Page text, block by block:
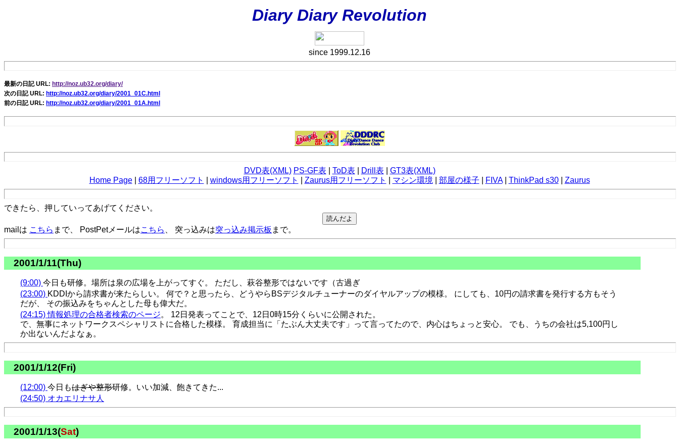
Diary Diary Revolution
since 1999.12.16
最新の日記 URL: http://noz.ub32.org/diary/
次の日記 URL: http://noz.ub32.org/diary/2001_01C.html
前の日記 URL: http://noz.ub32.org/diary/2001_01A.html
DVD表(XML) PS-GF表 ToD表 Drill表
GT3表(XML)
Home Page| 68用フリーソフト windows用フリーソフト Zaurus用フリーソフト マシン環境| 部屋の様子 FIVA| ThinkPad s30| Zaurus
できたら、押していってあげてください。
mailは こちら まで、 PostPetメールはこちら 、 突っ込みは突っ込み掲示板 まで。
2001/1/11(Thu)
(9:00) 今日も研修。場所は泉の広場を上がってすぐ。 ただし、萩谷整形ではないです（古過ぎ
(23:00) KDDIから請求書が来たらしい。 何で？と思ったら、どうやらBSデジタルチューナーのダイヤルアップの模様。 にしても、10円の請求書を発行する方もそう
だが、 その振込みをちゃんとした母も偉大だ。
(24:15)情報処理の合格者検索のページ。 12日発表ってことで、12日0時15分くらいに公開された。
で、無事にネットワークスペシャリストに合格した模様。 育成担当に「たぶん大丈夫です」って言ってたので、内心はちょっと安心。 でも、うちの会社は5,100円し
か出ないんだよなぁ。
2001/1/12(Fri)
(12:00) 今日もはぎや整形研修。いい加減、飽きてきた...
(24:50) オカエリナサ人
2001/1/13(Sat)